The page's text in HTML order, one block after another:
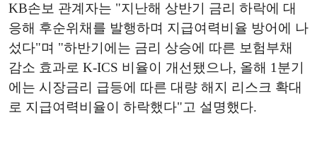
KB손보 관계자는 "지난해 상반기 금리 하락에 대
응해 후순위채를 발행하며 지급여력비율 방어에 나
섰다"며 "하반기에는 금리 상승에 따른 보험부채
감소 효과로 K-ICS 비율이 개선됐으나, 올해 1분기
에는 시장금리 급등에 따른 대량 해지 리스크 확대
로 지급여력비율이 하락했다"고 설명했다.